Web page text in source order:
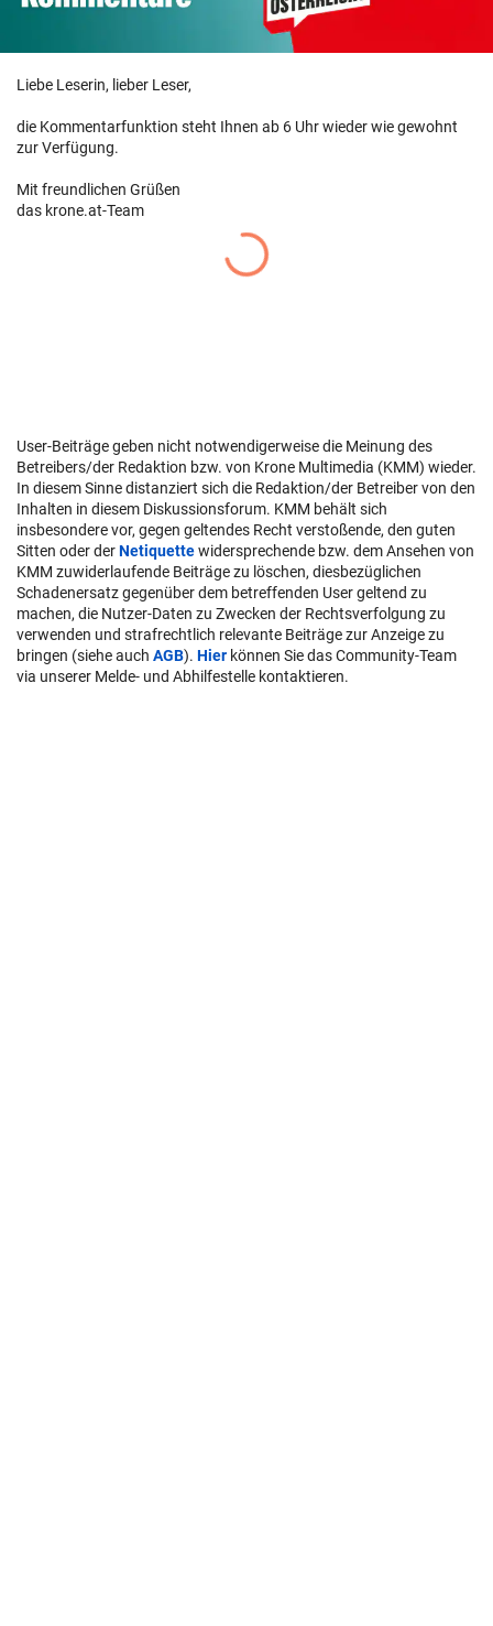
Liebe Leserin, lieber Leser,
die Kommentarfunktion steht Ihnen ab 6 Uhr wieder wie gewohnt
zur Verfügung.
Mit freundlichen Grüßen
das krone.at-Team
User-Beiträge geben nicht notwendigerweise die Meinung des
Betreibers/der Redaktion bzw. von Krone Multimedia (KMM) wieder.
In diesem Sinne distanziert sich die Redaktion/der Betreiber von den
Inhalten in diesem Diskussionsforum. KMM behält sich
insbesondere vor, gegen geltendes Recht verstoßende, den guten
Sitten oder derNetiquettewidersprechende bzw. dem Ansehen von
KMM zuwiderlaufende Beiträge zu löschen, diesbezüglichen
Schadenersatz gegenüber dem betreffenden User geltend zu
machen, die Nutzer-Daten zu Zwecken der Rechtsverfolgung zu
verwenden und strafrechtlich relevante Beiträge zur Anzeige zu
bringen (siehe auch AGB). Hier können Sie das Community-Team
via unserer Melde- und Abhilfestelle kontaktieren.